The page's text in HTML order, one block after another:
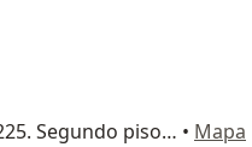
Av Honorio Delgado 225. Segundo piso. San Martín de porras, Lima • Mapa